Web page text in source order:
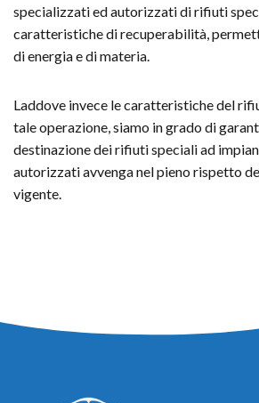
specializzati ed autorizzati di rifiuti
caratteristiche di recuperabilità,
di energia e di materia.
Laddove invece le caratteristiche del
tale operazione, siamo in grado di
destinazione dei rifiuti speciali ad
autorizzati avvenga nel pieno rispetto
vigente.